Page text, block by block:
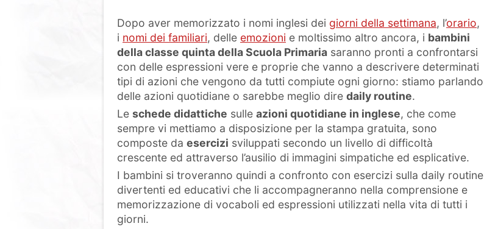
Dopo aver memorizzato i nomi inglesi dei giorni della settimana, l’orario,
i nomi dei familiari, delle emozioni e moltissimo altro ancora, i bambini
della classe quinta della Scuola Primaria saranno pronti a confrontarsi
con delle espressioni vere e proprie che vanno a descrivere determinati
tipi di azioni che vengono da tutti compiute ogni giorno: stiamo parlando
delle azioni quotidiane o sarebbe meglio dire daily routine.
Le schede didattiche sulle azioni quotidiane in inglese, che come
sempre vi mettiamo a disposizione per la stampa gratuita, sono
composte da esercizi sviluppati secondo un livello di difficoltà
crescente ed attraverso l’ausilio di immagini simpatiche ed esplicative.
I bambini si troveranno quindi a confronto con esercizi sulla daily routine
divertenti ed educativi che li accompagneranno nella comprensione e
memorizzazione di vocaboli ed espressioni utilizzati nella vita di tutti i
giorni.